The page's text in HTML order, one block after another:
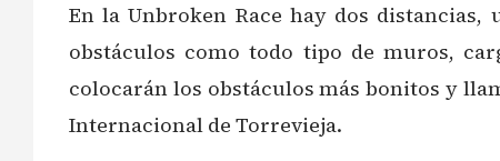
En la Unbroken Race hay dos
obstáculos como todo tipo de muros,
colocarán los obstáculos más bonitos y
Internacional de Torrevieja.